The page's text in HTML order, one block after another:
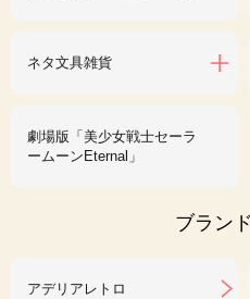
ネタ文具雑貨
劇場版「美少女戦士セーラ
ームーンEternal」
ブラン
アデリアレトロ